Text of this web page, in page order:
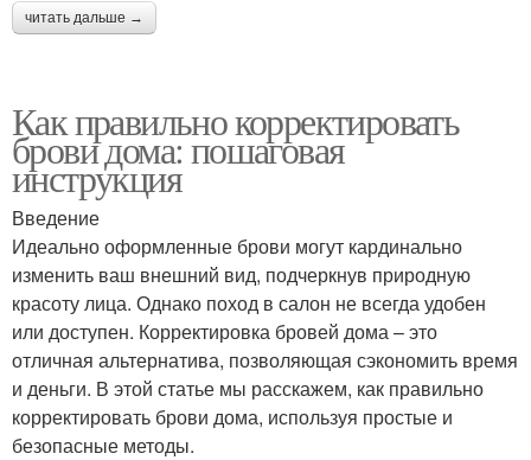
читать дальше →
Как правильно корректировать
брови дома: пошаговая
инструкция
Введение
Идеально оформленные брови могут кардинально
изменить ваш внешний вид, подчеркнув природную
красоту лица. Однако поход в салон не всегда удобен
или доступен. Корректировка бровей дома – это
отличная альтернатива, позволяющая сэкономить время
и деньги. В этой статье мы расскажем, как правильно
корректировать брови дома, используя простые и
безопасные методы.